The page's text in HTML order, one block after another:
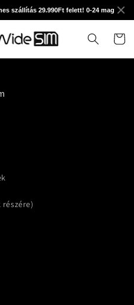
szállítás 29.990Ft felett! 0-24 magyar
Kosár